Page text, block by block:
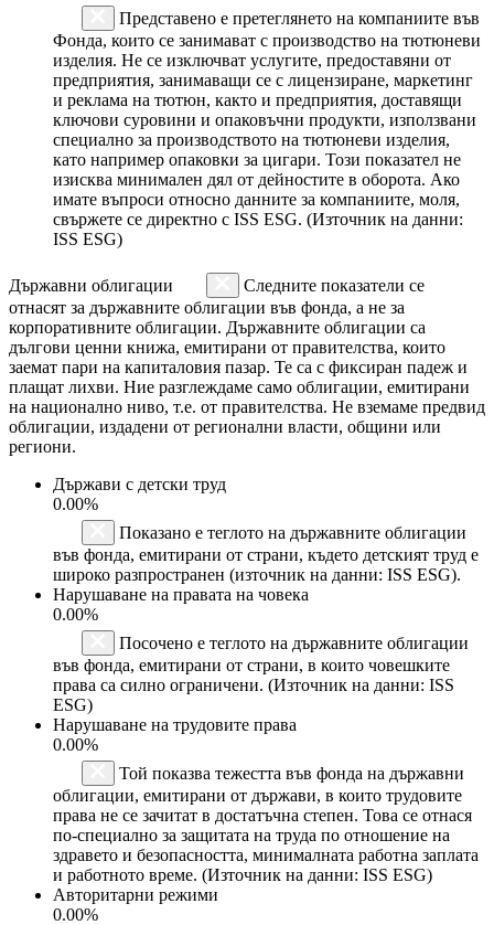
Представено е претеглянето на компаниите във
Фонда, които се занимават с производство на тютюневи
изделия. Не се изключват услугите, предоставяни от
предприятия, занимаващи се с лицензиране, маркетинг
и реклама на тютюн, както и предприятия, доставящи
ключови суровини и опаковъчни продукти, използвани
специално за производството на тютюневи изделия,
като например опаковки за цигари. Този показател не
изисква минимален дял от дейностите в оборота. Ако
имате въпроси относно данните за компаниите, моля,
свържете се директно с ISS ESG. (Източник на данни:
ISS ESG)
Държавни облигации
Следните показатели се
отнасят за държавните облигации във фонда, а не за
корпоративните облигации. Държавните облигации са
дългови ценни книжа, емитирани от правителства, които
заемат пари на капиталовия пазар. Те са с фиксиран падеж и
плащат лихви. Ние разглеждаме само облигации, емитирани
на национално ниво, т.е. от правителства. Не вземаме предвид
облигации, издадени от регионални власти, общини или
региони.
Държави с детски труд
0.00%
Показано е теглото на държавните облигации
във фонда, емитирани от страни, където детският труд е
широко разпространен (източник на данни: ISS ESG).
Нарушаване на правата на човека
0.00%
Посочено е теглото на държавните облигации
във фонда, емитирани от страни, в които човешките
права са силно ограничени. (Източник на данни: ISS
ESG)
Нарушаване на трудовите права
0.00%
Той показва тежестта във фонда на държавни
облигации, емитирани от държави, в които трудовите
права не се зачитат в достатъчна степен. Това се отнася
по-специално за защитата на труда по отношение на
здравето и безопасността, минималната работна заплата
и работното време. (Източник на данни: ISS ESG)
Авторитарни режими
0.00%